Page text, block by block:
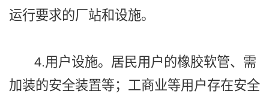
运行要求的厂站和设施。
4.用户设施。居民用户的橡胶软管、需
加装的安全装置等；工商业等用户存在安全